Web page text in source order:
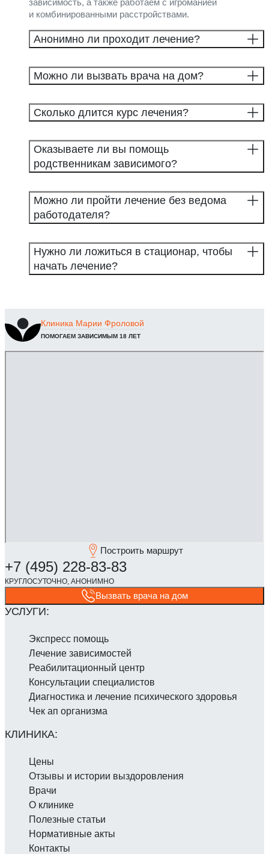
и комбинированными расстройствами.
Анонимно ли проходит лечение?
Можно ли вызвать врача на дом?
Сколько длится курс лечения?
Оказываете ли вы помощь
родственникам зависимого?
Можно ли пройти лечение без ведома
работодателя?
Нужно ли ложиться в стационар, чтобы
начать лечение?
Клиника Марии Фроловой
ПОМОГАЕМ ЗАВИСИМЫМ 18 ЛЕТ
Построить маршрут
Вызвать врача на дом
Экспресс помощь
Лечение зависимостей
Реабилитаци­онный центр
Консультации специалистов
Диагностика и лечение психического здоровья
Чек ап организма
Цены
Отзывы и истории выздоровления
Врачи
О клинике
Полезные статьи
Нормативные акты
Контакты